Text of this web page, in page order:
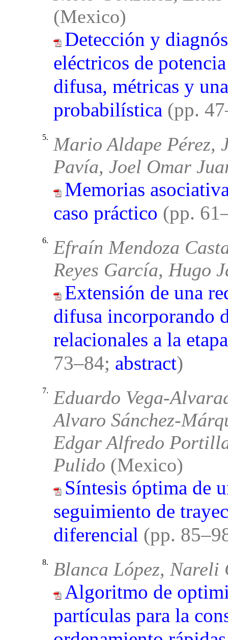
(Mexico)
Detección y
eléctricos de
difusa, métricas y
probabilística (pp.
5.
Mario Aldape Pérez,
Pavía, Joel Omar
Memorias
caso práctico (pp.
6.
Efraín Mendoza
Reyes García, Hugo
Extensión de una
difusa incorporando
relacionales a la
73–84; abstract)
7.
Eduardo Vega-
Alvaro Sánchez-
Edgar Alfredo
Pulido (Mexico)
Síntesis óptima de
seguimiento de
diferencial (pp.
8. Blanca López,
Algoritmo de
partículas para la